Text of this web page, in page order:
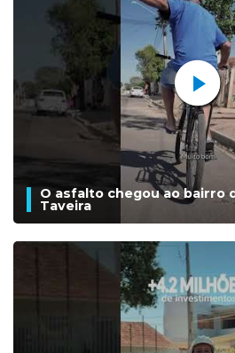
O asfalto chegou ao bairro
Taveira